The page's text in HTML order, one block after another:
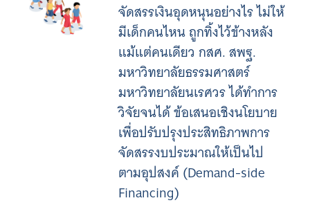
จัดสรรเงินอุดหนุนอย่างไร ไม่ให้
มีเด็กคนไหน ถูกทิ้งไว้ข้างหลัง
แม้แต่คนเดียว กสศ. สพฐ.
มหาวิทยาลัยธรรมศาสตร์
มหาวิทยาลัยนเรศวร ได้ทำการ
วิจัยจนได้ ข้อเสนอเชิงนโยบาย
เพื่อปรับปรุงประสิทธิภาพการ
จัดสรรงบประมาณให้เป็นไป
ตามอุปสงค์ (Demand-side
Financing)